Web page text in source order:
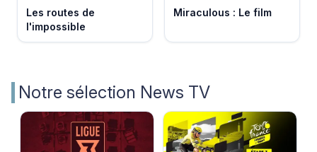
Les routes de
l'impossible
Miraculous : Le film
Notre sélection News TV